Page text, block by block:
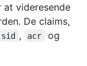
at videresende
De claims,
sid , acr og